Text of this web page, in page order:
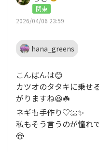
関東
2026/04/06 23:59
hana_greens
こんばんは😊
カツオのタタキに乗せ
がりますね😆☘️
ネギも手作り♡👏✨
私もそう言うのが憧れ
😍